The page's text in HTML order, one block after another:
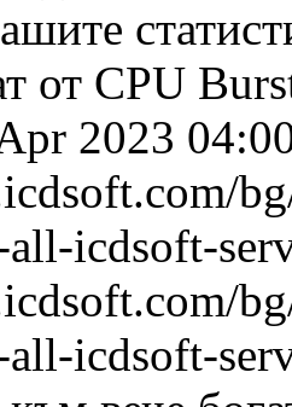
от CPU
2023
icdsoft-
icdsoft-